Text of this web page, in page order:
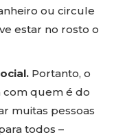
ou circule
estar no rosto o
Portanto, o
com quem é do
muitas pessoas
todos –